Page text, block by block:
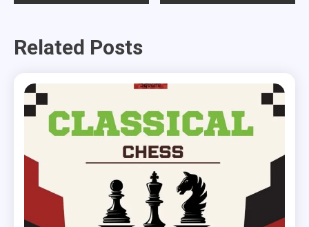
Related Posts